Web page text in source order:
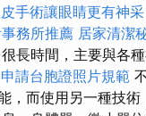
手術讓眼睛更有神采
務所推薦 居家清潔
長時間，主要與各
申請台胞證照片規範
，而使用另一種技術